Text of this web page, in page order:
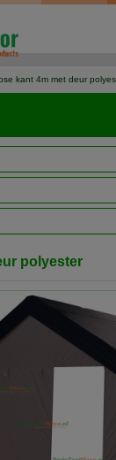
kant 4m met deur
polyester